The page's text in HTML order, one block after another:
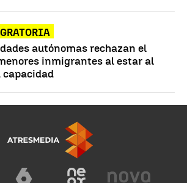
autónomas rechazan el
inmigrantes al estar al
capacidad